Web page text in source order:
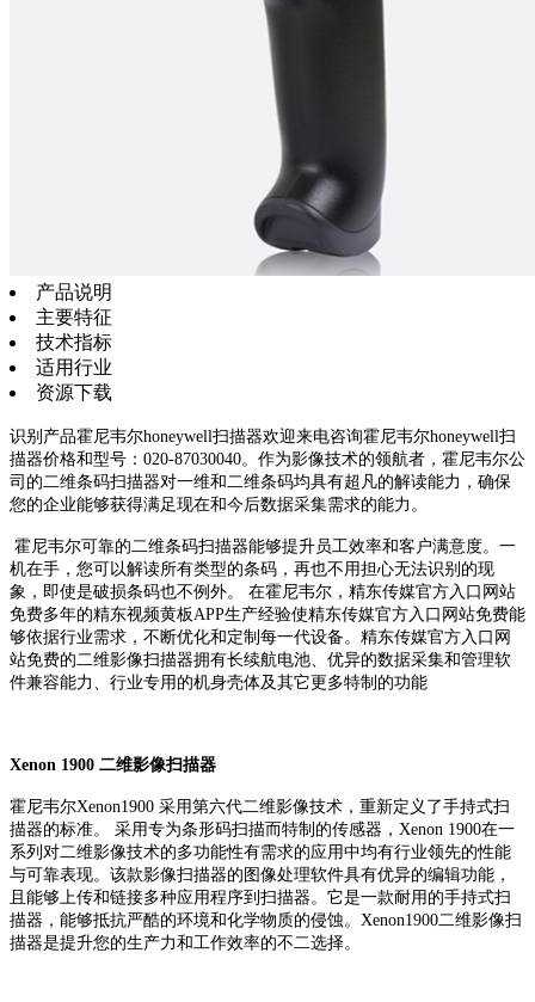
产品说明
主要特征
技术指标
适用行业
资源下载
识别产品霍尼韦尔honeywell扫描器欢迎来电咨询霍尼韦尔honeywell扫
描器价格和型号：020-87030040。作为影像技术的领航者，霍尼韦尔公
司的二维条码扫描器对一维和二维条码均具有超凡的解读能力，确保
您的企业能够获得满足现在和今后数据采集需求的能力。
霍尼韦尔可靠的二维条码扫描器能够提升员工效率和客户满意度。一
机在手，您可以解读所有类型的条码，再也不用担心无法识别的现
象，即使是破损条码也不例外。 在霍尼韦尔，精东传媒官方入口网站
免费多年的精东视频黄板APP生产经验使精东传媒官方入口网站免费能
够依据行业需求，不断优化和定制每一代设备。精东传媒官方入口网
站免费的二维影像扫描器拥有长续航电池、优异的数据采集和管理软
件兼容能力、行业专用的机身壳体及其它更多特制的功能
Xenon 1900 二维影像扫描器
霍尼韦尔Xenon1900 采用第六代二维影像技术，重新定义了手持式扫
描器的标准。 采用专为条形码扫描而特制的传感器，Xenon 1900在一
系列对二维影像技术的多功能性有需求的应用中均有行业领先的性能
与可靠表现。该款影像扫描器的图像处理软件具有优异的编辑功能，
且能够上传和链接多种应用程序到扫描器。它是一款耐用的手持式扫
描器，能够抵抗严酷的环境和化学物质的侵蚀。Xenon1900二维影像扫
描器是提升您的生产力和工作效率的不二选择。